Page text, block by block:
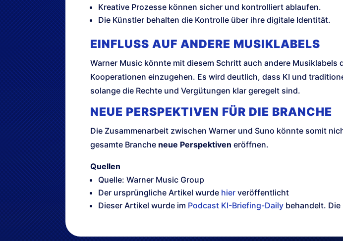
Kreative Prozesse können sicher und kontrolliert ablaufen.
Die Künstler behalten die Kontrolle über ihre digitale Identität.
EINFLUSS AUF ANDERE MUSIKLABELS
Warner Music könnte mit diesem Schritt auch andere
Kooperationen einzugehen. Es wird deutlich, dass KI und
solange die Rechte und Vergütungen klar geregelt sind.
NEUE PERSPEKTIVEN FÜR DIE BRANCHE
Die Zusammenarbeit zwischen Warner und Suno könnte somit
gesamte Branche neue Perspektiven eröffnen.
Quellen
Quelle: Warner Music Group
Der ursprüngliche Artikel wurde hier veröffentlicht
Dieser Artikel wurde im Podcast KI-Briefing-Daily behandelt.